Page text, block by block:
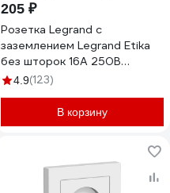
205 ₽
Розетка Legrand с
заземлением Legrand Etika
без шторок 16А 250В
винтовые зажимы слоновая
4.9(123)
В корзину